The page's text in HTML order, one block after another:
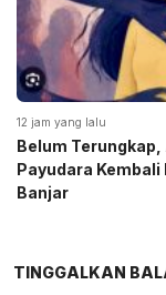
12 jam yang lalu
Belum Terungkap,
Payudara Kembali
Banjar
TINGGALKAN